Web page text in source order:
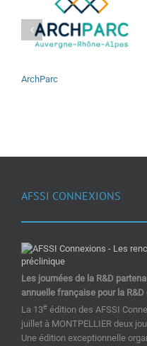
ArchParc
AFSSI CONNEXIONS
Les journées de la R&D
annuelle française pour la
La 13e édition des AFSSI
juillet à MONTPELLIER deux
Une édition exceptionnelle